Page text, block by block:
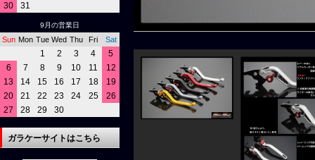
30
31
9月の営業日
Sun Mon Tue Wed Thu Fri Sat
1 2 3 4
5
6
7 8 9 10 11
12
13
14 15 16 17 18
19
20
21 22 23 24 25
26
27
28 29 30
ガラケーサイトはこちら